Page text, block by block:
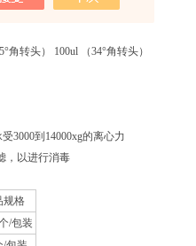
角转头） 100ul （34°角转头）
3000到14000xg的离心力
，以进行消毒
规格
/包装